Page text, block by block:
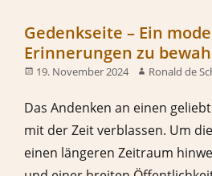
Gedenkseite – Ein
Erinnerungen zu
19. November 2024 Ronald de
Das Andenken an einen
mit der Zeit verblassen. Um
einen längeren Zeitraum